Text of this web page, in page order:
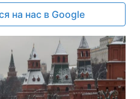
на нас в Google